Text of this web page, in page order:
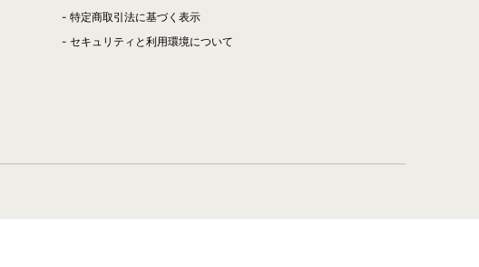
特定商取引法に基づく表示
セキュリティと利用環境について